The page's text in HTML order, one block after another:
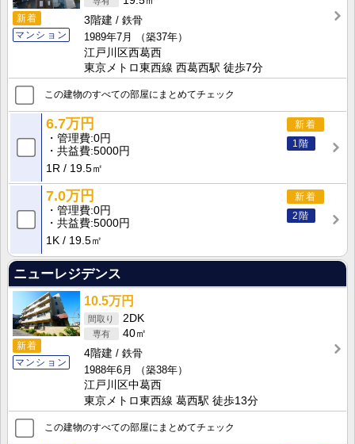
新着
マンション
3階建
鉄骨
1989年7月
（築37年）
江戸川区西葛西
東京メトロ東西線 西葛西駅 徒歩7分
この建物のすべての部屋にまとめてチェック
新着
1階
6.7万円
管理費 0円
共益費 5000円
1R
19.5㎡
新着
2階
7.0万円
管理費 0円
共益費 5000円
1K
19.5㎡
ニューレジデンス
新着
マンション
10.5万円
2DK
40㎡
4階建
鉄骨
1988年6月
（築38年）
江戸川区中葛西
東京メトロ東西線 葛西駅 徒歩13分
この建物のすべての部屋にまとめてチェック